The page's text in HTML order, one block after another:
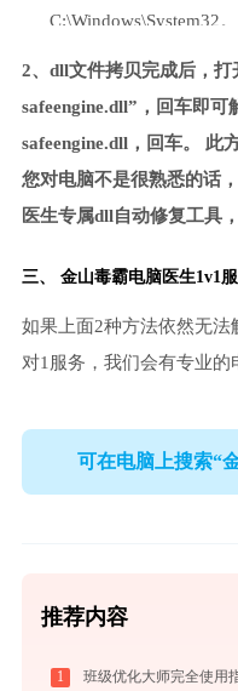
C:\Windows\System32。
2、dll文件拷贝完成后，
safeengine.dll”，回车即
safeengine.dll，回车。 此
您对电脑不是很熟悉的话
医生专属dll自动修复工具
三、 金山毒霸电脑医生1v1
如果上面2种方法依然无法
对1服务，我们会有专业的
可在电脑上搜索“
推荐内容
1